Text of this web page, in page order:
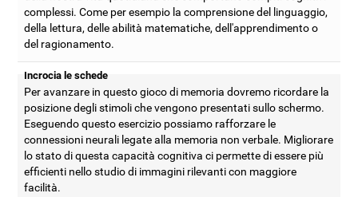
complessi. Come per esempio la comprensione del linguaggio,
della lettura, delle abilità matematiche, dell'apprendimento o
del ragionamento.
Incrocia le schede
Per avanzare in questo gioco di memoria dovremo ricordare la
posizione degli stimoli che vengono presentati sullo schermo.
Eseguendo questo esercizio possiamo rafforzare le
connessioni neurali legate alla memoria non verbale. Migliorare
lo stato di questa capacità cognitiva ci permette di essere più
efficienti nello studio di immagini rilevanti con maggiore
facilità.